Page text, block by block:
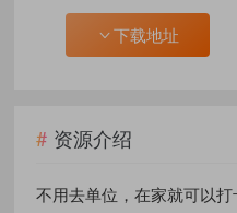
下载地址
资源介绍
不用去单位，在家就可以打